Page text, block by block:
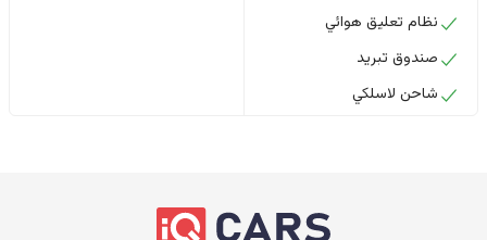
نظام تعليق هوائي
صندوق تبريد
شاحن لاسلكي